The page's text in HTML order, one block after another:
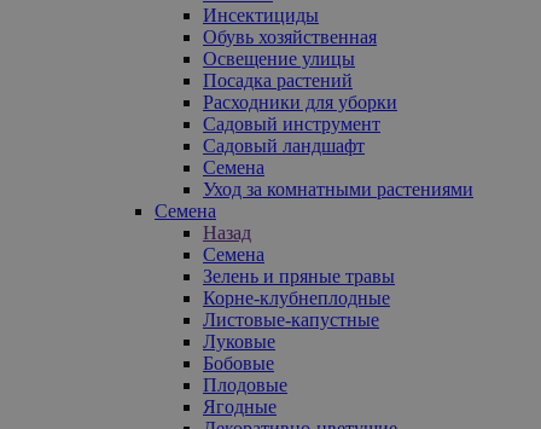
Инсектициды
Обувь хозяйственная
Освещение улицы
Посадка растений
Расходники для уборки
Садовый инструмент
Садовый ландшафт
Семена
Уход за комнатными растениями
Семена
Назад
Семена
Зелень и пряные травы
Корне-клубнеплодные
Листовые-капустные
Луковые
Бобовые
Плодовые
Ягодные